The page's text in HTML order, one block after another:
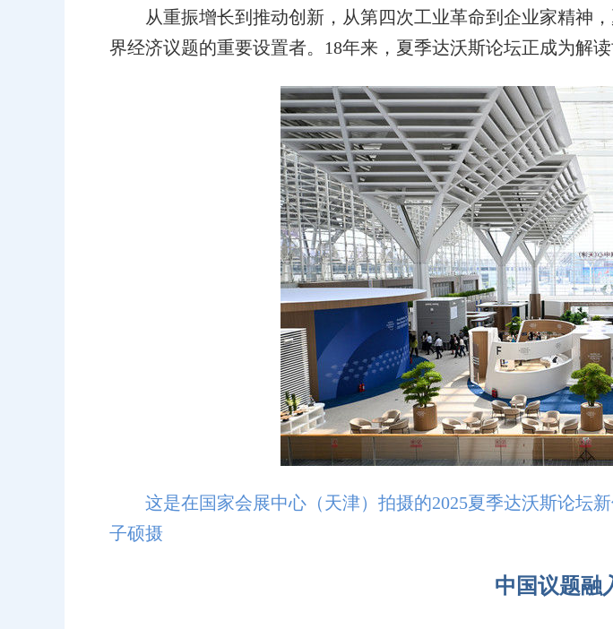
从重振增长到推动创新，从第四次工业革命到企业家精神，
界经济议题的重要设置者。18年来，夏季达沃斯论坛正成为解
这是在国家会展中心（天津）拍摄的2025夏季达沃斯论坛
子硕摄
中国议题融